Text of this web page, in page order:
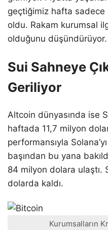
geçtiğimiz hafta sadece
oldu. Rakam kurumsal
olduğunu düşündürüyor.
Sui Sahneye
Geriliyor
Altcoin dünyasında ise
haftada 11,7 milyon
performansıyla
başından bu yana
84 milyon dolara ulaştı.
dolarda kaldı.
Kurumsalların